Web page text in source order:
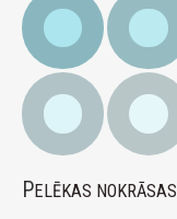
PELĒKAS NOKRĀSAS